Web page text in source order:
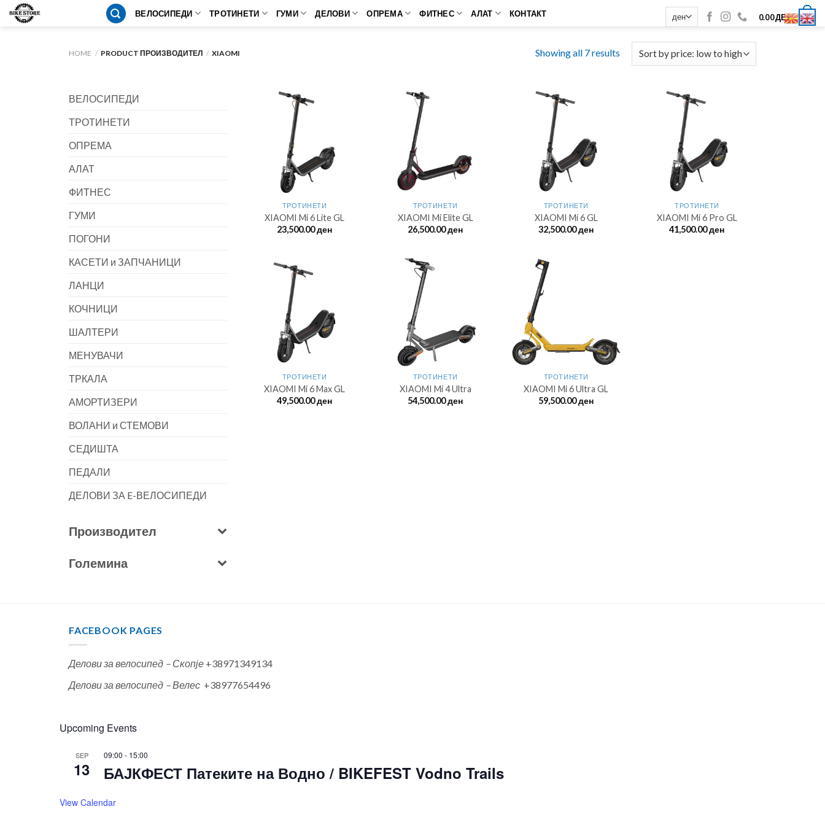
Skip
ВЕЛОСИПЕДИ ТРОТИНЕТИ ГУМИ ДЕЛОВИ ОПРЕМА ФИТНЕС АЛАТ КОНТАКТ 0.00ДЕН 0
HOME / PRODUCT ПРОИЗВОДИТЕЛ / XIAOMI Showing all 7 results
ВЕЛОСИПЕДИ
ТРОТИНЕТИ
ОПРЕМА
АЛАТ
ФИТНЕС
ГУМИ
ПОГОНИ
КАСЕТИ и ЗАПЧАНИЦИ
ЛАНЦИ
КОЧНИЦИ
ШАЛТЕРИ
МЕНУВАЧИ
ТРКАЛА
АМОРТИЗЕРИ
ВОЛАНИ и СТЕМОВИ
СЕДИШТА
ПЕДАЛИ
ДЕЛОВИ ЗА E-ВЕЛОСИПЕДИ
Производител
Големина
ТРОТИНЕТИ
XIAOMI Mi 6 Lite GL
23,500.00ден
ТРОТИНЕТИ
XIAOMI Mi Elite GL
26,500.00ден
ТРОТИНЕТИ
XIAOMI Mi 6 GL
32,500.00ден
ТРОТИНЕТИ
XIAOMI Mi 6 Pro GL
41,500.00ден
ТРОТИНЕТИ
XIAOMI Mi 6 Max GL
49,500.00ден
ТРОТИНЕТИ
XIAOMI Mi 4 Ultra
54,500.00ден
ТРОТИНЕТИ
XIAOMI Mi 6 Ultra GL
59,500.00ден
FACEBOOK PAGES
Делови за велосипед – Скопје +38971349134
Делови за велосипед – Велес +38977654496
Upcoming Events
SEP
13
09:00 - 15:00
БАЈКФЕСТ Патеките на Водно / BIKEFEST Vodno Trails
View Calendar